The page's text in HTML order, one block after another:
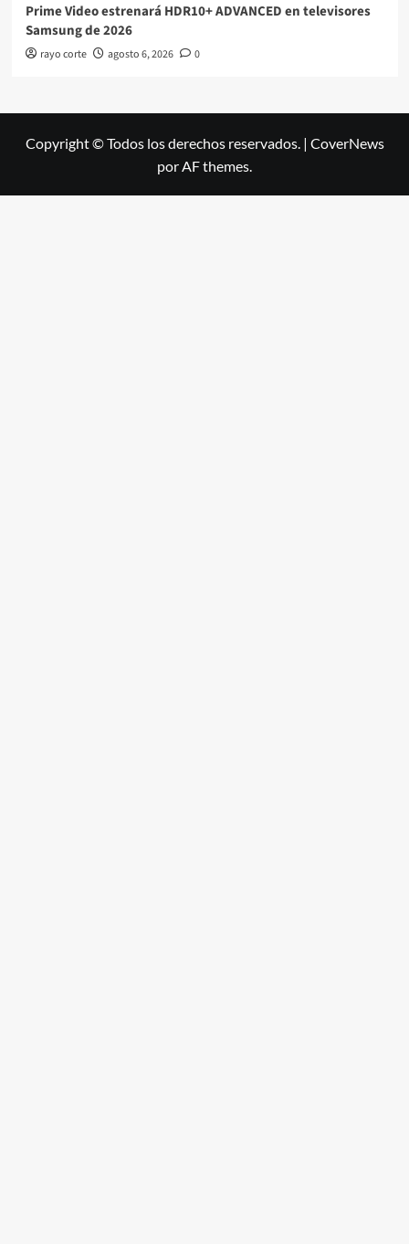
Prime Video estrenará HDR10+ ADVANCED en televisores
Samsung de 2026
rayo corte agosto 6, 2026 0
Copyright © Todos los derechos reservados. | CoverNews
por AF themes.